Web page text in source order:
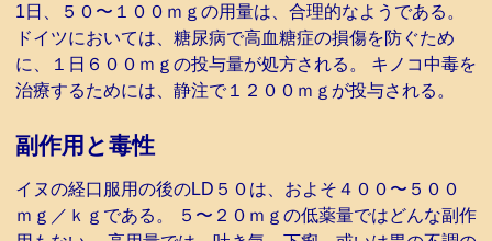
1日、５０〜１００ｍｇの用量は、合理的なようである。
ドイツにおいては、糖尿病で高血糖症の損傷を防ぐため
に、１日６００ｍｇの投与量が処方される。 キノコ中毒を
治療するためには、静注で１２００ｍｇが投与される。
副作用と毒性
イヌの経口服用の後のLD５０は、およそ４００〜５００
ｍｇ／ｋｇである。 ５〜２０ｍｇの低薬量ではどんな副作